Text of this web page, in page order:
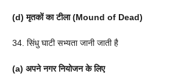
(d) मृतकों का टीला (Mound of Dead)
34. सिंधु घाटी सभ्यता जानी जाती है
(a) अपने नगर नियोजन के लिए